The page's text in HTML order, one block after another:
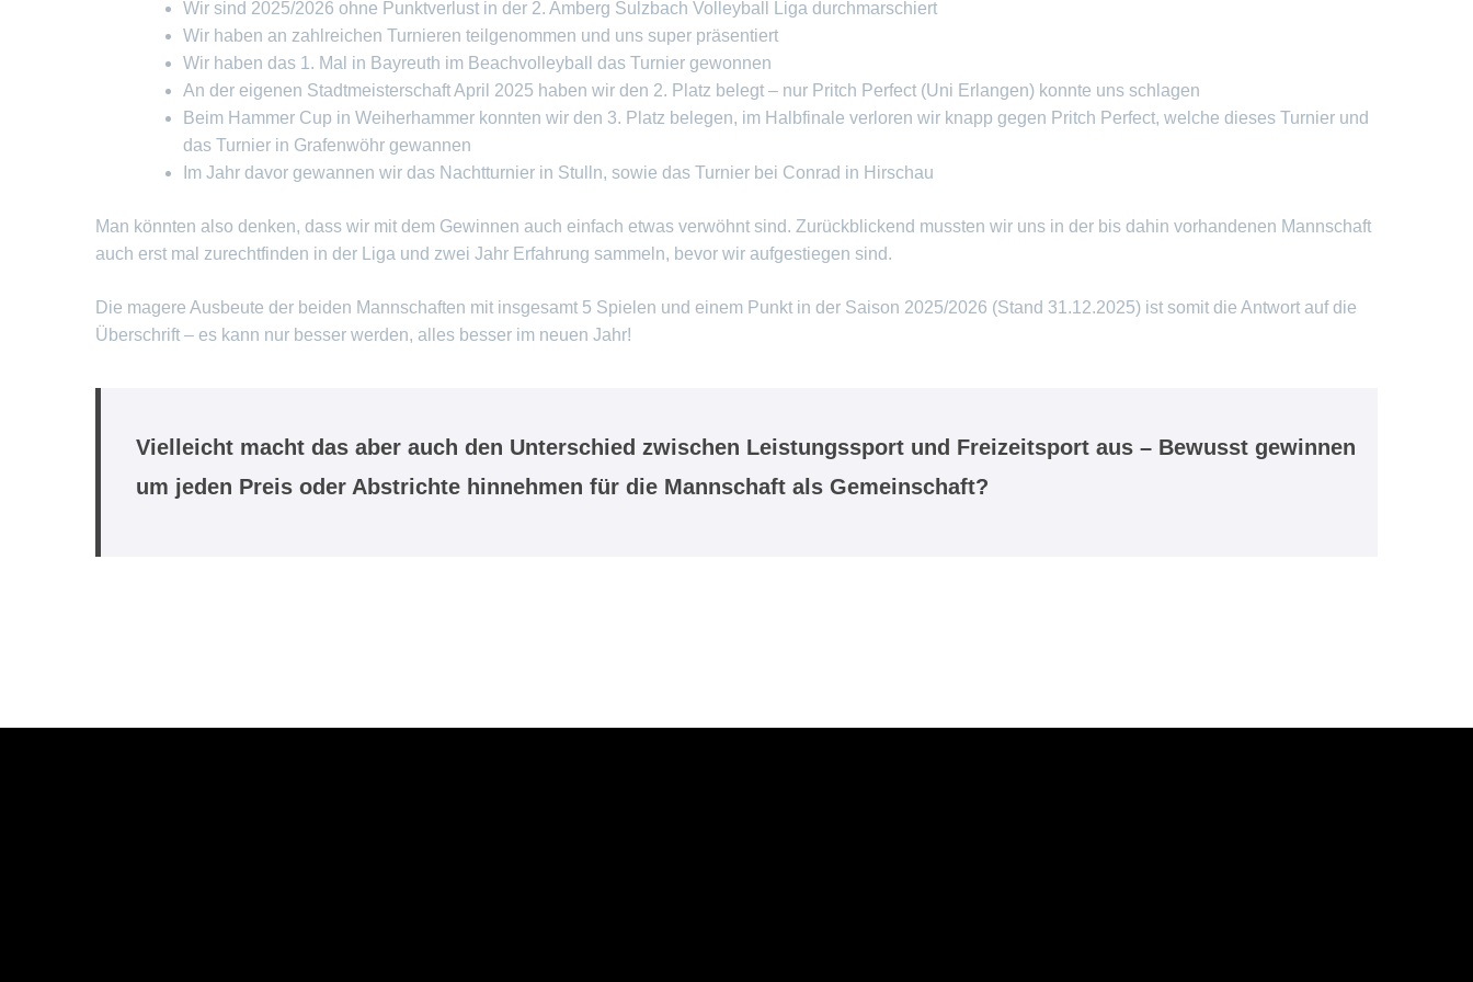
Wir sind 2025/2026 ohne Punktverlust in der 2. Amberg Sulzbach Volleyball Liga durchmarschiert
Wir haben an zahlreichen Turnieren teilgenommen und uns super präsentiert
Wir haben das 1. Mal in Bayreuth im Beachvolleyball das Turnier gewonnen
An der eigenen Stadtmeisterschaft April 2025 haben wir den 2. Platz belegt – nur Pritch Perfect (Uni Erlangen) konnte uns schlagen
Beim Hammer Cup in Weiherhammer konnten wir den 3. Platz belegen, im Halbfinale verloren wir knapp gegen Pritch Perfect, welche dieses Turnier und
das Turnier in Grafenwöhr gewannen
Im Jahr davor gewannen wir das Nachtturnier in Stulln, sowie das Turnier bei Conrad in Hirschau
Man könnten also denken, dass wir mit dem Gewinnen auch einfach etwas verwöhnt sind. Zurückblickend mussten wir uns in der bis dahin vorhandenen Mannschaft
auch erst mal zurechtfinden in der Liga und zwei Jahr Erfahrung sammeln, bevor wir aufgestiegen sind.
Die magere Ausbeute der beiden Mannschaften mit insgesamt 5 Spielen und einem Punkt in der Saison 2025/2026 (Stand 31.12.2025) ist somit die Antwort auf die
Überschrift – es kann nur besser werden, alles besser im neuen Jahr!
Vielleicht macht das aber auch den Unterschied zwischen Leistungssport und Freizeitsport aus – Bewusst gewinnen
um jeden Preis oder Abstrichte hinnehmen für die Mannschaft als Gemeinschaft?